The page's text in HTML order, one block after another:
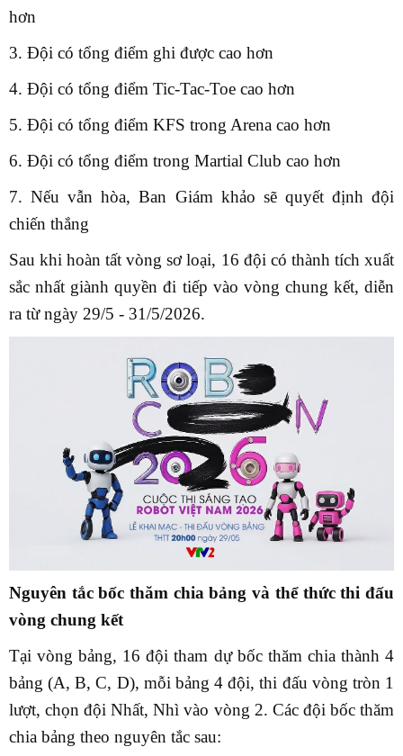
hơn
3. Đội có tổng điểm ghi được cao hơn
4. Đội có tổng điểm Tic-Tac-Toe cao hơn
5. Đội có tổng điểm KFS trong Arena cao hơn
6. Đội có tổng điểm trong Martial Club cao hơn
7. Nếu vẫn hòa, Ban Giám khảo sẽ quyết định đội
chiến thắng
Sau khi hoàn tất vòng sơ loại, 16 đội có thành tích xuất
sắc nhất giành quyền đi tiếp vào vòng chung kết, diễn
ra từ ngày 29/5 - 31/5/2026.
Nguyên tắc bốc thăm chia bảng và thể thức thi đấu
vòng chung kết
Tại vòng bảng, 16 đội tham dự bốc thăm chia thành 4
bảng (A, B, C, D), mỗi bảng 4 đội, thi đấu vòng tròn 1
lượt, chọn đội Nhất, Nhì vào vòng 2. Các đội bốc thăm
chia bảng theo nguyên tắc sau: